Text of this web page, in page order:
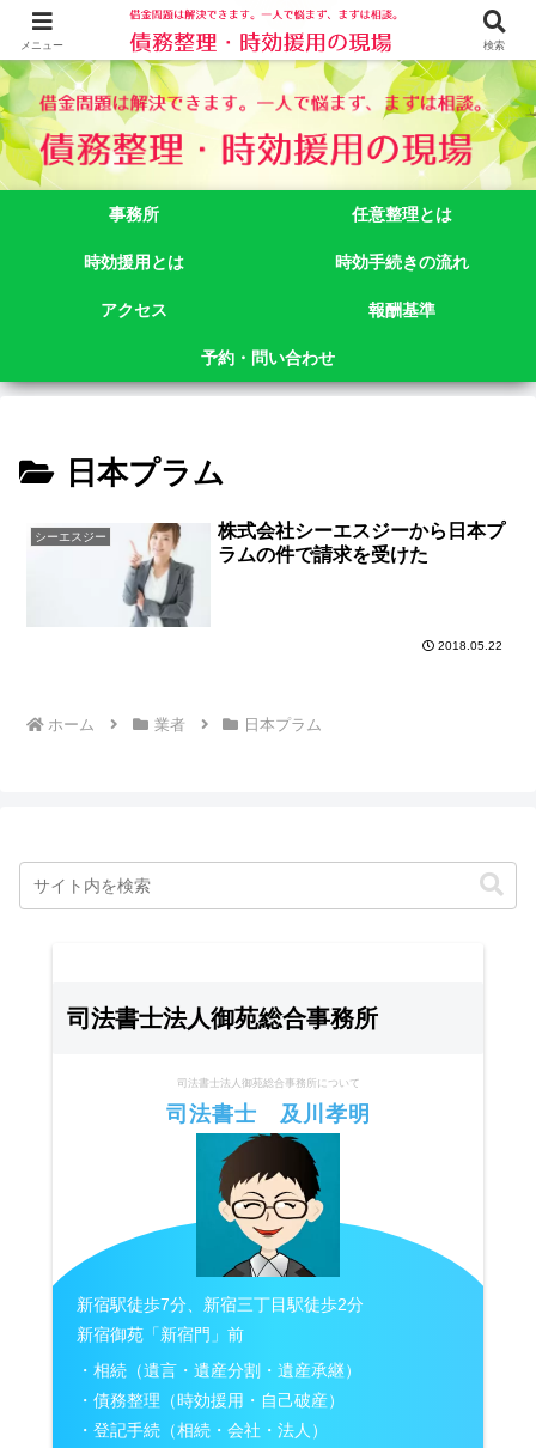
借金問題でお悩みなら司法書士法人御苑総合事務所にご相談下さい。 東京都
新宿区新宿二丁目５番１号アルテビル新宿４階 TEL:03-3356-3750
事務所 任意整理とは
時効援用とは 時効手続きの流れ
アクセス 報酬基準
予約・問い合わせ
日本プラム
シーエスジー
株式会社シーエスジーから日本プ
ラムの件で請求を受けた
2018.05.22
ホーム 業者 日本プラム
司法書士法人御苑総合事務所
司法書士法人御苑総合事務所について
司法書士 及川孝明
新宿駅徒歩7分、新宿三丁目駅徒歩2分
新宿御苑「新宿門」前
・相続（遺言・遺産分割・遺産承継）
・債務整理（時効援用・自己破産）
・登記手続（相続・会社・法人）
メニュー 検索